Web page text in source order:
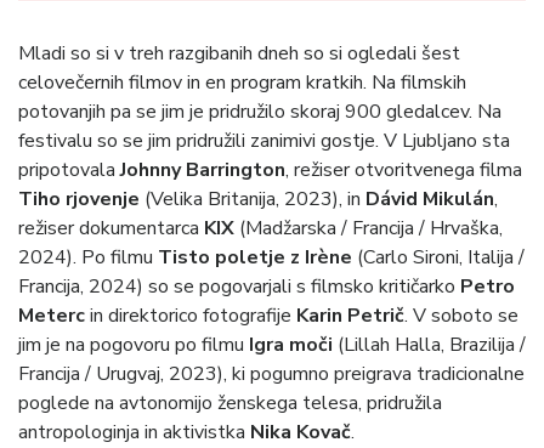
Mladi so si v treh razgibanih dneh so si ogledali šest
celovečernih filmov in en program kratkih. Na filmskih
potovanjih pa se jim je pridružilo skoraj 900 gledalcev. Na
festivalu so se jim pridružili zanimivi gostje. V Ljubljano sta
pripotovalaJohnny Barrington, režiser otvoritvenega filma
Tiho rjovenje (Velika Britanija, 2023), in Dávid Mikulán,
režiser dokumentarca KIX (Madžarska / Francija / Hrvaška,
2024). Po filmu Tisto poletje z Irène (Carlo Sironi, Italija /
Francija, 2024) so se pogovarjali s filmsko kritičarko Petro
Metercin direktorico fotografije Karin Petrič. V soboto se
jim je na pogovoru po filmu Igra moči (Lillah Halla, Brazilija /
Francija / Urugvaj, 2023), ki pogumno preigrava tradicionalne
poglede na avtonomijo ženskega telesa, pridružila
antropologinja in aktivistka Nika Kovač.